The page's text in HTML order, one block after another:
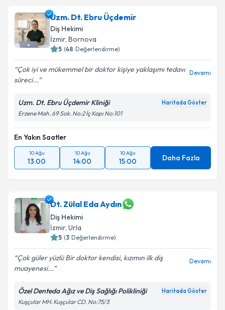
Uzm. Dt. Ebru Üçdemir
Diş Hekimi
İzmir, Bornova
5 (48 Değerlendirme)
Çok iyi ve mükemmel bir doktor kişiye yaklaşımı tedavi
süreci...
Devamı
Uzm. Dt. Ebru Üçdemir Kliniği Haritada Göster
Erzene Mah. 69 Sok. No:2 İç Kapı No:101
En Yakın Saatler
10 Ağu
13:00
10 Ağu
14:00
10 Ağu
15:00 Daha Fazla
Dt. Zülal Eda Aydın
Diş Hekimi
İzmir, Urla
5 (3 Değerlendirme)
Çok güler yüzlü Bir doktor kendisi, kızımın ilk diş
muayenesi...
Devamı
Özel Denteda Ağız ve Diş Sağlığı Polikliniği Haritada Göster
Kuşçular MH. Kuşçular CD. No:75/3